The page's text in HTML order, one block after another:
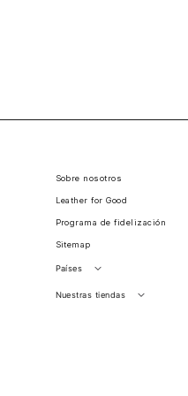
Sobre nosotros
Leather for Good
Programa de fidelización
Sitemap
Países
Perú
Nuestras tiendas